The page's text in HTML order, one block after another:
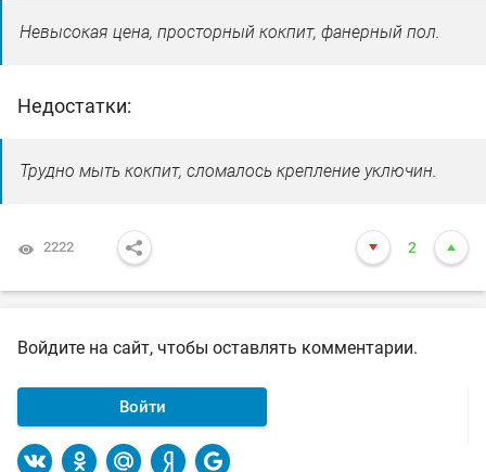
Невысокая цена, просторный кокпит, фанерный пол.
Недостатки:
Трудно мыть кокпит, сломалось крепление уключин.
2222 2
Войдите на сайт, чтобы оставлять комментарии.
Войти